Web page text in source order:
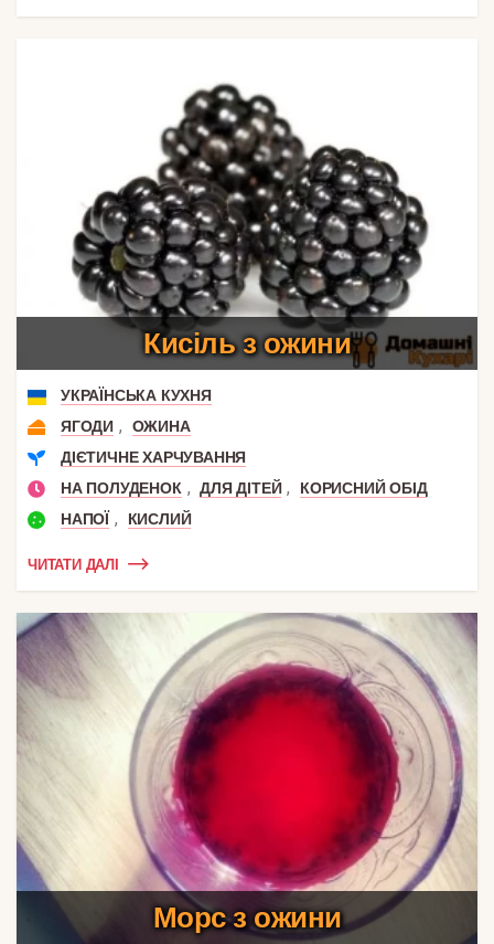
Кисіль з ожини
УКРАЇНСЬКА КУХНЯ
ЯГОДИ ,
ОЖИНА
ДІЄТИЧНЕ ХАРЧУВАННЯ
НА ПОЛУДЕНОК , ДЛЯ ДІТЕЙ ,
КОРИСНИЙ ОБІД
НАПОЇ , КИСЛИЙ
ЧИТАТИ ДАЛІ
Морс з ожини